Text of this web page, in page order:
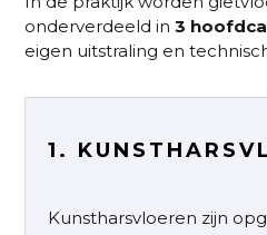
onderverdeeld in3
eigen uitstraling en
1.
Kunstharsvloeren zijn